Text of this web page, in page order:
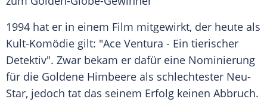
1994 hat er in einem Film mitgewirkt, der heute als
Kult-Komödie gilt: "Ace Ventura - Ein tierischer
Detektiv". Zwar bekam er dafür eine Nominierung
für die Goldene Himbeere als schlechtester Neu-
Star, jedoch tat das seinem Erfolg keinen Abbruch.